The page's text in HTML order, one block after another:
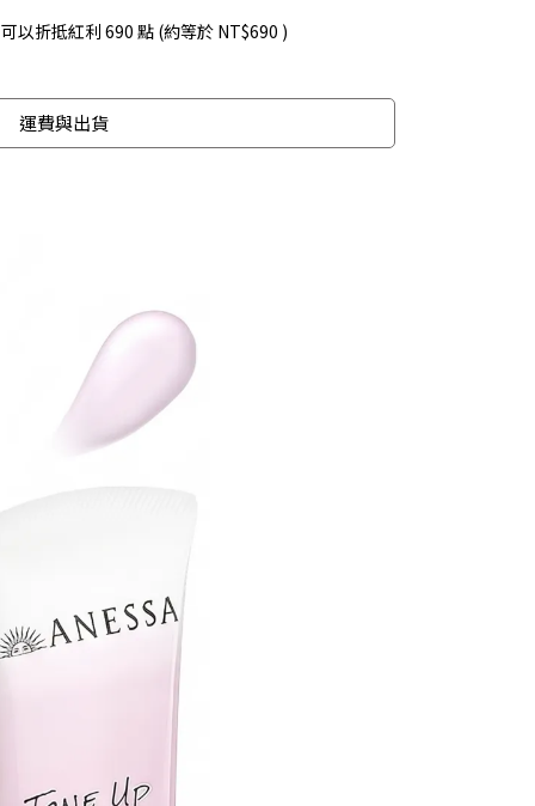
以折抵紅利 690 點 (約等於 NT$690 )
運費與出貨